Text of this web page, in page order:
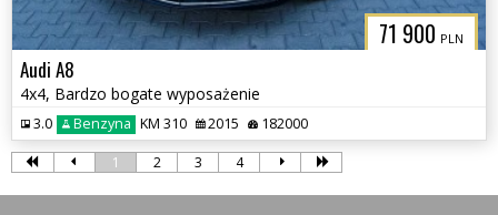
71 900 PLN
Audi A8
4x4, Bardzo bogate wyposażenie
3.0 Benzyna KM 310 2015 182000
1 2 3 4